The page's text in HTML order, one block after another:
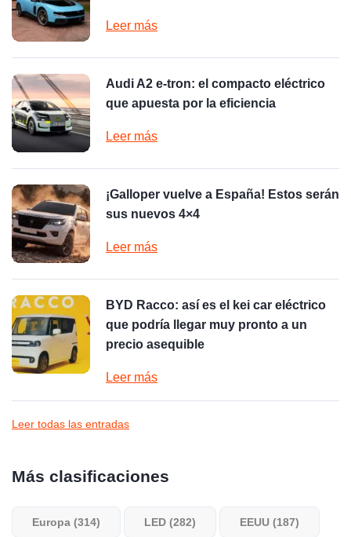
Leer más
Audi A2 e-tron: el compacto eléctrico
que apuesta por la eficiencia
Leer más
¡Galloper vuelve a España! Estos serán
sus nuevos 4×4
Leer más
BYD Racco: así es el kei car eléctrico
que podría llegar muy pronto a un
precio asequible
Leer más
Leer todas las entradas
Más clasificaciones
Europa (314) LED (282) EEUU (187)